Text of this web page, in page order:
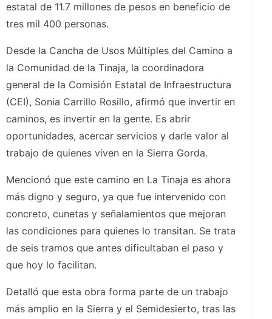
estatal de 11.7 millones de pesos en beneficio de
tres mil 400 personas.
Desde la Cancha de Usos Múltiples del Camino a
la Comunidad de la Tinaja, la coordinadora
general de la Comisión Estatal de Infraestructura
(CEI), Sonia Carrillo Rosillo, afirmó que invertir en
caminos, es invertir en la gente. Es abrir
oportunidades, acercar servicios y darle valor al
trabajo de quienes viven en la Sierra Gorda.
Mencionó que este camino en La Tinaja es ahora
más digno y seguro, ya que fue intervenido con
concreto, cunetas y señalamientos que mejoran
las condiciones para quienes lo transitan. Se trata
de seis tramos que antes dificultaban el paso y
que hoy lo facilitan.
Detalló que esta obra forma parte de un trabajo
más amplio en la Sierra y el Semidesierto, tras las